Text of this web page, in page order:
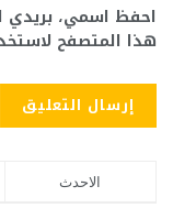
احفظ اسمي، بريدي
هذا المتصفح
الاحدث